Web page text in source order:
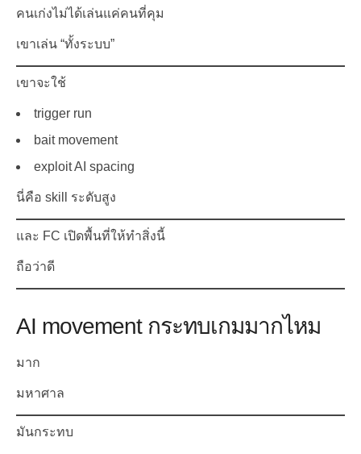
คนเก่งไม่ได้เล่นแค่คนที่คุม
เขาเล่น “ทั้งระบบ”
เขาจะใช้
trigger run
bait movement
exploit AI spacing
นี่คือ skill ระดับสูง
และ FC เปิดพื้นที่ให้ทำสิ่งนี้
ถือว่าดี
AI movement กระทบเกมมากไหม
มาก
มหาศาล
มันกระทบ